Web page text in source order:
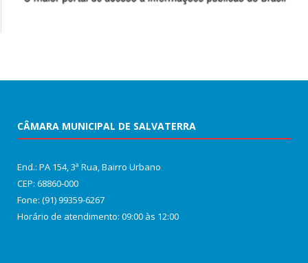
CÂMARA MUNICIPAL DE SALVATERRA
End.: PA 154, 3ª Rua, Bairro Urbano
CEP: 68860‑000
Fone: (91) 99359-6267
Horário de atendimento: 09:00 às 12:00